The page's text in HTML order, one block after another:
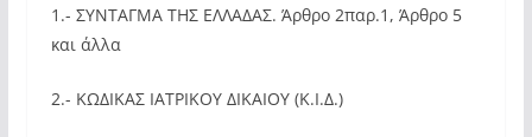
1.- ΣΥΝΤΑΓΜΑ ΤΗΣ ΕΛΛΑΔΑΣ. Άρθρο 2παρ.1, Άρθρο 5
και άλλα
2.- ΚΩΔΙΚΑΣ ΙΑΤΡΙΚΟΥ ΔΙΚΑΙΟΥ (Κ.Ι.Δ.)